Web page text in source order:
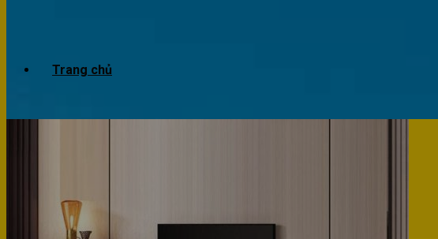
Trang chủ
Dự án